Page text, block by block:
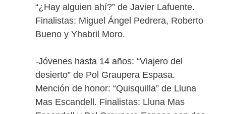
“¿Hay alguien ahí?” de Javier Lafuente.
Finalistas: Miguel Ángel Pedrera, Roberto
Bueno y Yhabril Moro.
-Jóvenes hasta 14 años: “Viajero del
desierto” de Pol Graupera Espasa.
Mención de honor: “Quisquilla” de Lluna
Mas Escandell. Finalistas: Lluna Mas